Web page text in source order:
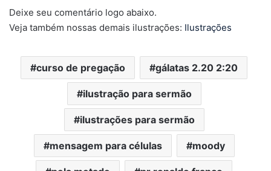
Deixe seu comentário logo abaixo.
Veja também nossas demais ilustrações: Ilustrações
curso de pregação gálatas 2.20 2:20
ilustração para sermão
ilustrações para sermão
mensagem para células moody